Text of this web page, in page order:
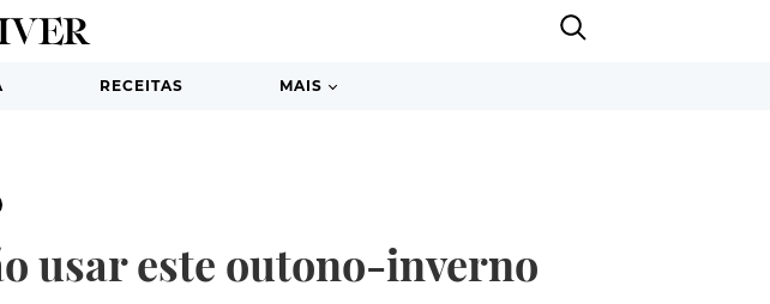
RECEITAS MAIS
usar este outono-inverno